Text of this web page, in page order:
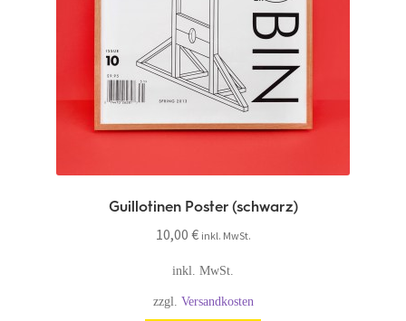
Guillotinen Poster (schwarz)
10,00 € inkl. MwSt.
inkl. MwSt.
zzgl. Versandkosten